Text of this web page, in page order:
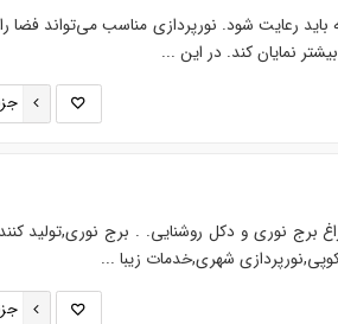
رعایت شود. نورپردازی مناسب می‌تواند فضا را
نمایان کند. در این ...
برج نوری و دکل روشنایی. . برج نوري,توليد
شهري,خدمات زيبا ...